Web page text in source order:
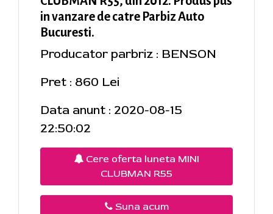
in vanzare de catre Parbiz Auto
Bucuresti.
Producator parbriz : BENSON
Pret : 860 Lei
Data anunt : 2020-08-15
22:50:02
Cere oferta luneta MINI
CLUBMAN R55
Suna acum